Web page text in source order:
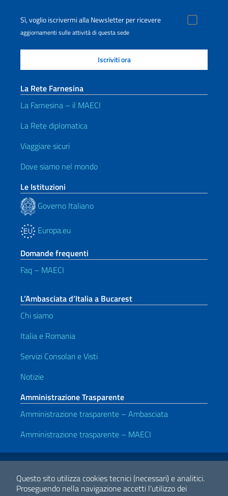
Questo sito utilizza cookies tecnici (necessari) e analitici.
Proseguendo nella navigazione accetti l'utilizzo dei
Sì, voglio iscrivermi alla Newsletter per ricevere
aggiornamenti sulle attività di questa sede
La Rete Farnesina
La Farnesina – il MAECI
La Rete diplomatica
Viaggiare sicuri
Dove siamo nel mondo
Le Istituzioni
Governo Italiano
Europa.eu
Domande frequenti
Faq – MAECI
L’Ambasciata d’Italia a Bucarest
Chi siamo
Italia e Romania
Servizi Consolari e Visti
Notizie
Amministrazione Trasparente
Amministrazione trasparente – Ambasciata
Amministrazione trasparente – MAECI
Link Utili